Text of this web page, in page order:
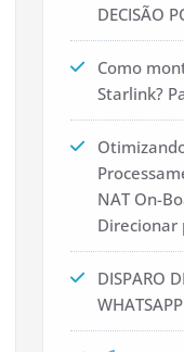
DECISÃO
Como
Starlink?
NAT On-
Direcionar
DISPARO
WHATSAPP